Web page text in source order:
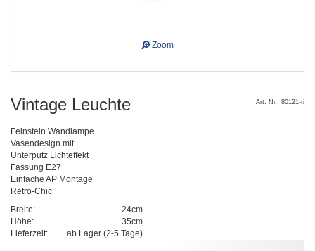
Zoom
Vintage Leuchte Art. Nr.: 80121-ti
Feinstein Wandlampe
Vasendesign mit
Unterputz Lichteffekt
Fassung E27
Einfache AP Montage
Retro-Chic
Breite:
24cm
Höhe:
35cm
Lieferzeit:
ab Lager (2-5 Tage)